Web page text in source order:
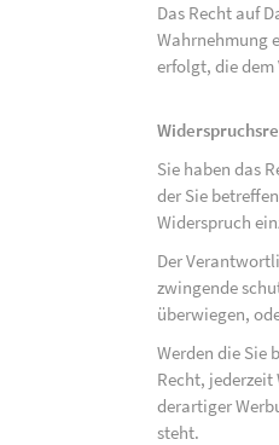
Das Recht auf
Wahrnehmung
erfolgt, die
Sie haben das
der Sie
Widerspruch
Der
zwingende
überwiegen,
Werden die Sie
Recht, jederzeit
derartiger
steht.